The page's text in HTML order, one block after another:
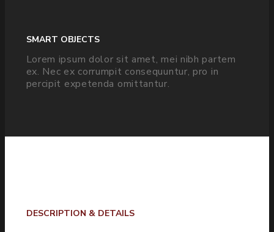
SMART OBJECTS
Lorem ipsum dolor sit amet, mei nibh partem
ex. Nec ex corrumpit consequuntur, pro in
percipit expetenda omittantur.
DESCRIPTION & DETAILS